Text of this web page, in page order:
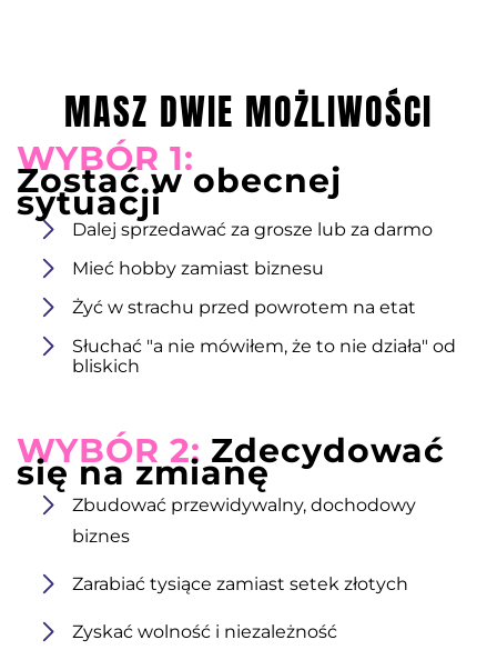
MASZ DWIE MOŻLIWOŚCI
WYBÓR 1:
Zostać w obecnej
sytuacji
Dalej sprzedawać za grosze lub za darmo
Mieć hobby zamiast biznesu
Żyć w strachu przed powrotem na etat
Słuchać "a nie mówiłem, że to nie działa" od
bliskich
WYBÓR 2: Zdecydować
się na zmianę
Zbudować przewidywalny, dochodowy
biznes
Zarabiać tysiące zamiast setek złotych
Zyskać wolność i niezależność